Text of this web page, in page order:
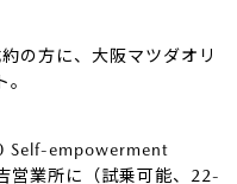
の方に、大阪マツダオリ
Self-empowerment
営業所に（試乗可能、22-